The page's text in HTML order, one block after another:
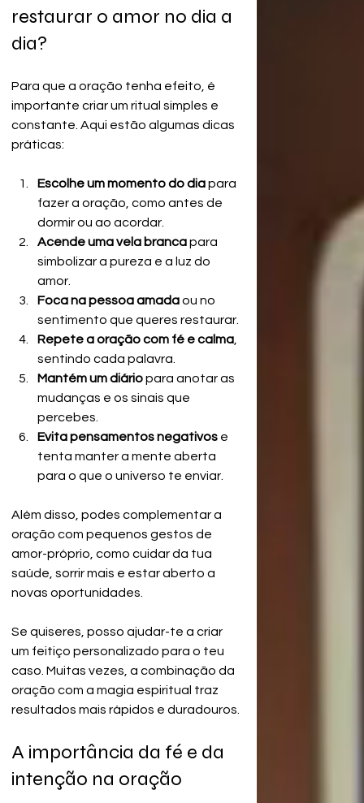
restaurar o amor no dia a
dia?
Para que a oração tenha efeito, é
importante criar um ritual simples e
constante. Aqui estão algumas dicas
práticas:
Escolhe um momento do dia para
fazer a oração, como antes de
dormir ou ao acordar.
Acende uma vela branca para
simbolizar a pureza e a luz do
amor.
Foca na pessoa amada ou no
sentimento que queres restaurar.
Repete a oração com fé e calma
sentindo cada palavra.
Mantém um diário para anotar as
mudanças e os sinais que
percebes.
Evita pensamentos negativos e
tenta manter a mente aberta
para o que o universo te enviar.
Além disso, podes complementar a
oração com pequenos gestos de
amor-próprio, como cuidar da tua
saúde, sorrir mais e estar aberto a
novas oportunidades.
Se quiseres, posso ajudar-te a criar
um feitiço personalizado para o teu
caso. Muitas vezes, a combinação da
oração com a magia espiritual traz
resultados mais rápidos e duradouros.
A importância da fé e da
intenção na oração